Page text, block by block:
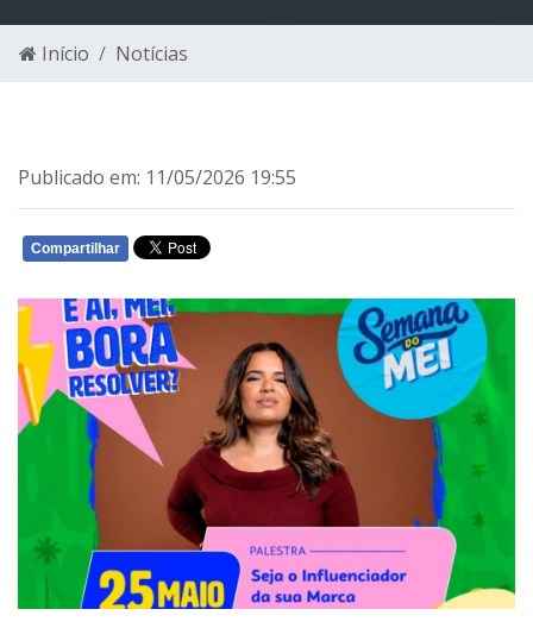
Início Notícias
Publicado em: 11/05/2026 19:55
Compartilhar